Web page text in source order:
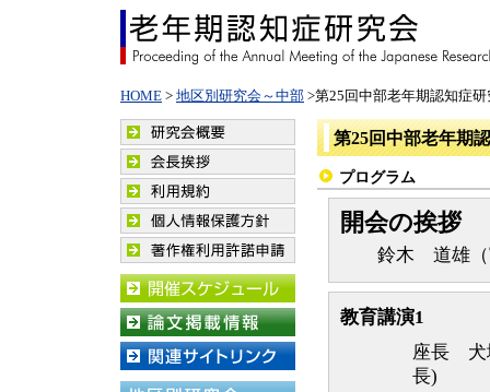
HOME > 地区別研究会～中部 >第25回中部老年期認知症研
第25回中部老年期
プログラム
開会の挨拶
鈴木 道雄（
教育講演1
座長 犬
長)